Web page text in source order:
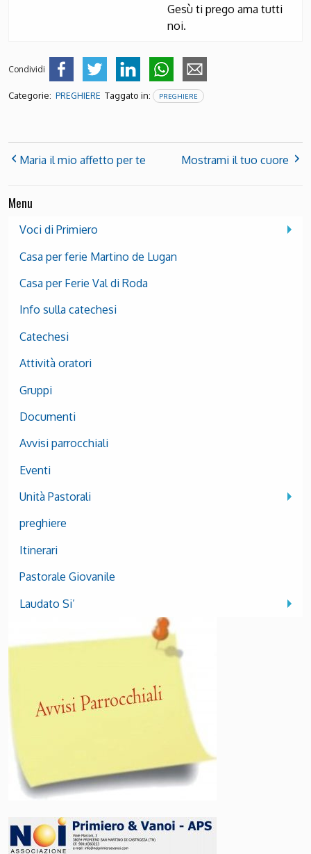
Gesù ti prego ama tutti
noi.
Condividi
Categorie: PREGHIERE Taggato in: PREGHIERE
Maria il mio affetto per te Mostrami il tuo cuore
Menu
Voci di Primiero
Casa per ferie Martino de Lugan
Casa per Ferie Val di Roda
Info sulla catechesi
Catechesi
Attività oratori
Gruppi
Documenti
Avvisi parrocchiali
Eventi
Unità Pastorali
preghiere
Itinerari
Pastorale Giovanile
Laudato Si’